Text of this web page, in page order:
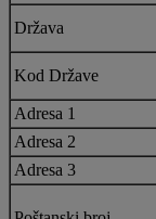
Država
Kod Države
Adresa 1
Adresa 2
Adresa 3